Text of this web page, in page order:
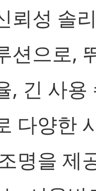
뢰성 솔
션으로,
, 긴 사용
다양한
명을 제